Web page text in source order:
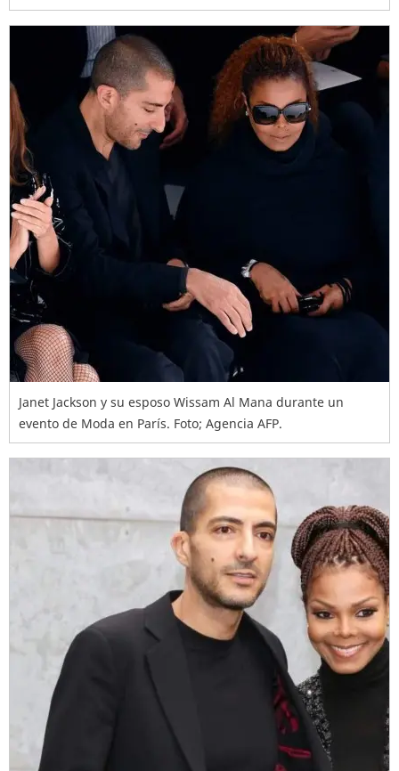
Janet Jackson y su esposo Wissam Al Mana durante un
evento de Moda en París. Foto; Agencia AFP.